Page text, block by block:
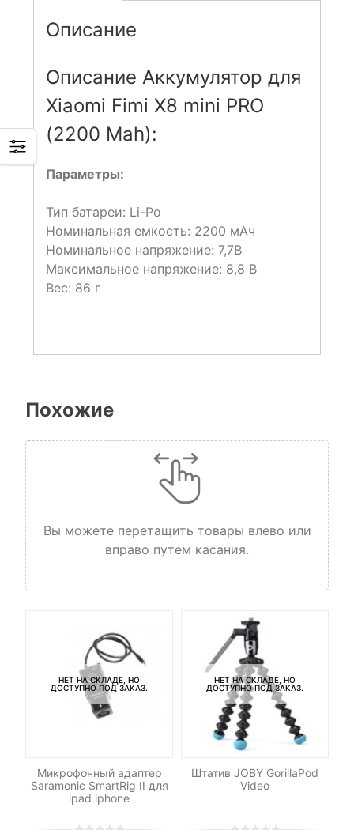
Описание
Описание Аккумулятор для
Xiaomi Fimi X8 mini PRO
(2200 Mah):
Параметры:
Тип батареи: Li-Po
Номинальная емкость: 2200 мАч
Номинальное напряжение: 7,7В
Максимальное напряжение: 8,8 В
Вес: 86 г
Похожие
Вы можете перетащить товары влево или
вправо путем касания.
НЕТ НА СКЛАДЕ, НО
ДОСТУПНО ПОД ЗАКАЗ.
Микрофонный адаптер
Saramonic SmartRig II для
ipad iphone
НЕТ НА СКЛАДЕ, НО
ДОСТУПНО ПОД ЗАКАЗ.
Штатив JOBY GorillaPod
Video